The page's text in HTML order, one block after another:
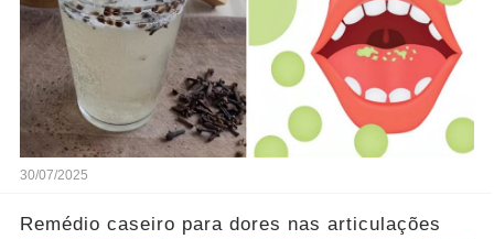
30/07/2025
Remédio caseiro para dores nas articulações